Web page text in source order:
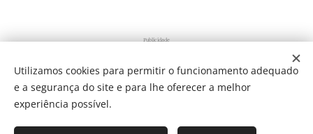
Publicidade
Share
Utilizamos cookies para permitir o funcionamento adequado
e a segurança do site e para lhe oferecer a melhor
experiência possível.